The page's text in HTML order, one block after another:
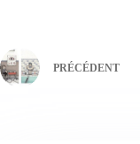
PRÉCÉDENT